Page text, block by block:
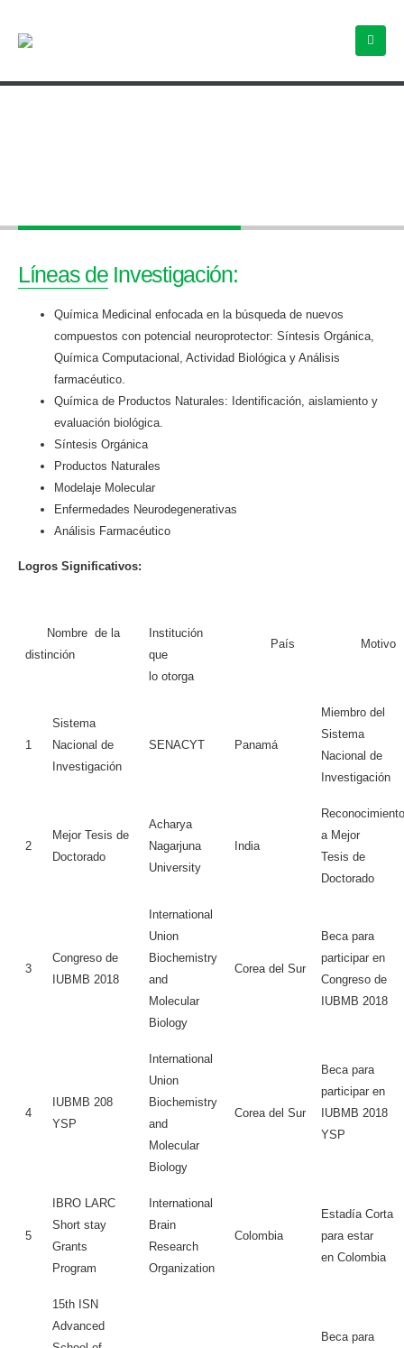
Líneas de Investigación:
Química Medicinal enfocada en la búsqueda de nuevos
compuestos con potencial neuroprotector: Síntesis Orgánica,
Química Computacional, Actividad Biológica y Análisis
farmacéutico.
Química de Productos Naturales: Identificación, aislamiento y
evaluación biológica.
Síntesis Orgánica
Productos Naturales
Modelaje Molecular
Enfermedades Neurodegenerativas
Análisis Farmacéutico
Logros Significativos:
Nombre de la
distinción
Institución
que
lo otorga
País Motivo
1
Sistema
Nacional de
Investigación
SENACYT Panamá
Miembro del
Sistema
Nacional de
Investigación
2
Mejor Tesis de
Doctorado
Acharya
Nagarjuna
University
India
Reconocimiento
a Mejor
Tesis de
Doctorado
3
Congreso de
IUBMB 2018
International
Union
Biochemistry
and
Molecular
Biology
Corea del Sur
Beca para
participar en
Congreso de
IUBMB 2018
4
IUBMB 208
YSP
International
Union
Biochemistry
and
Molecular
Biology
Corea del Sur
Beca para
participar en
IUBMB 2018
YSP
5
IBRO LARC
Short stay
Grants
Program
International
Brain
Research
Organization
Colombia
Estadía Corta
para estar
en Colombia
15th ISN
Advanced
Beca para